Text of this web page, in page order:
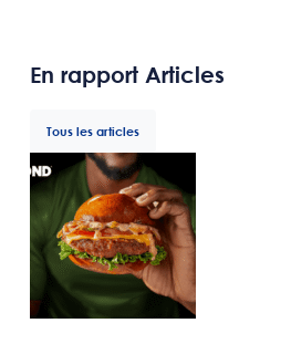
En rapport Articles
Tous les articles